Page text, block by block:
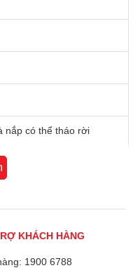
làm bằng chất liệu
sản sinh chất độc hại
và an toàn khi sử dụng.
bạn xay nhanh và xay
dễ dàng và giúp bạn
nắp có thể tháo rời
KHÁCH HÀNG
1900 6788